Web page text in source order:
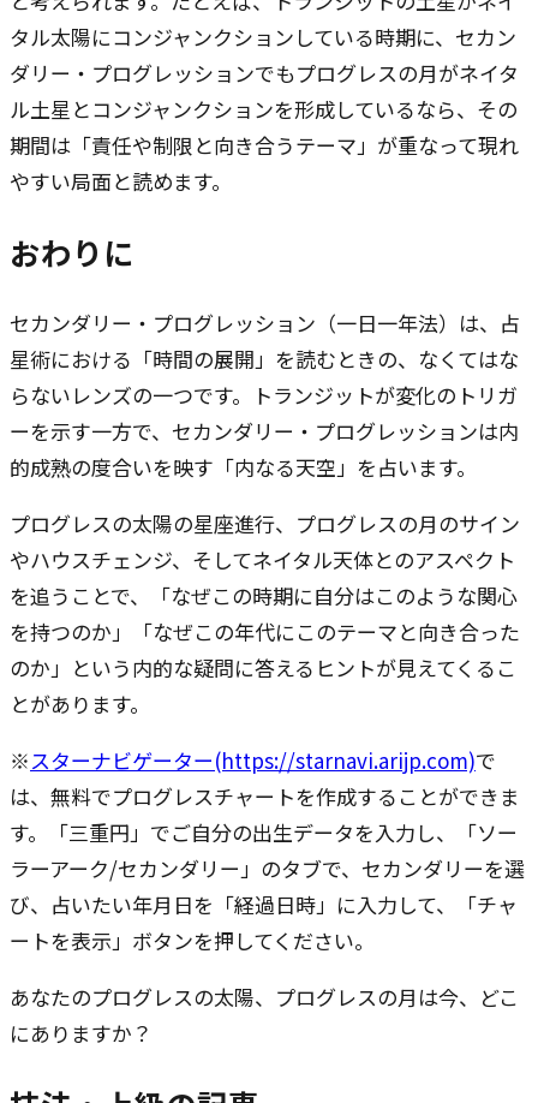
タル太陽にコンジャンクションしている時期に、セカン
ダリー・プログレッションでもプログレスの月がネイタ
ル土星とコンジャンクションを形成しているなら、その
期間は「責任や制限と向き合うテーマ」が重なって現れ
やすい局面と読めます。
おわりに
セカンダリー・プログレッション（一日一年法）は、占
星術における「時間の展開」を読むときの、なくてはな
らないレンズの一つです。トランジットが変化のトリガ
ーを示す一方で、セカンダリー・プログレッションは内
的成熟の度合いを映す「内なる天空」を占います。
プログレスの太陽の星座進行、プログレスの月のサイン
やハウスチェンジ、そしてネイタル天体とのアスペクト
を追うことで、「なぜこの時期に自分はこのような関心
を持つのか」「なぜこの年代にこのテーマと向き合った
のか」という内的な疑問に答えるヒントが見えてくるこ
とがあります。
※スターナビゲーター(https://starnavi.arijp.com)で
は、無料でプログレスチャートを作成することができま
す。「三重円」でご自分の出生データを入力し、「ソー
ラーアーク/セカンダリー」のタブで、セカンダリーを選
び、占いたい年月日を「経過日時」に入力して、「チャ
ートを表示」ボタンを押してください。
あなたのプログレスの太陽、プログレスの月は今、どこ
にありますか？